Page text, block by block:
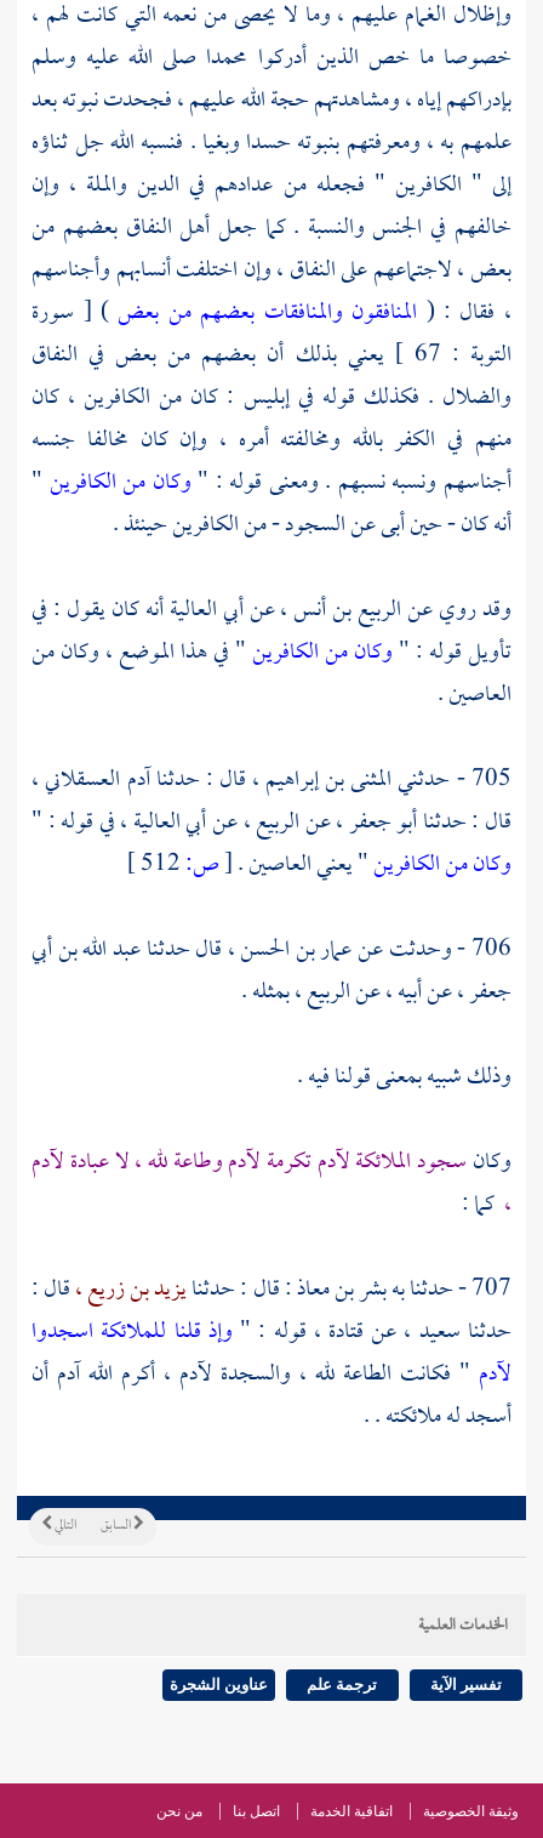
وإظلال الغمام عليهم ، وما لا يحصى من نعمه التي كانت لهم ،
خصوصا ما خص الذين أدركوا محمدا صلى الله عليه وسلم
بإدراكهم إياه ، ومشاهدتهم حجة الله عليهم ، فجحدت نبوته بعد
علمهم به ، ومعرفتهم بنبوته حسدا وبغيا . فنسبه الله جل ثناؤه
إلى " الكافرين " فجعله من عدادهم في الدين والملة ، وإن
خالفهم في الجنس والنسبة . كما جعل أهل النفاق بعضهم من
بعض ، لاجتماعهم على النفاق ، وإن اختلفت أنسابهم وأجناسهم
، فقال : ( المنافقون والمنافقات بعضهم من بعض) [ سورة
التوبة : 67 ] يعني بذلك أن بعضهم من بعض في النفاق
والضلال . فكذلك قوله في إبليس : كان من الكافرين ، كان
منهم في الكفر بالله ومخالفته أمره ، وإن كان مخالفا جنسه
أجناسهم ونسبه نسبهم . ومعنى قوله : "وكان من الكافرين"
أنه كان - حين أبى عن السجود - من الكافرين حينئذ .
وقد روي عنالربيع بن أنس ،عنأبي العاليةأنه كان يقول : في
تأويل قوله : "وكان من الكافرين" في هذا الموضع ، وكان من
العاصين .
705 - حدثني
المثنى بن إبراهيم ،قال : حدثناآدم العسقلاني ،
قال : حدثناأبو جعفر ،عنالربيع ،عنأبي العالية ،في قوله : "
وكان من الكافرين" يعني العاصين .[ص:
706 - وحدثت عن
عمار بن الحسن ،قال حدثناعبد الله بن أبي
جعفر ،عن أبيه ، عنالربيع ،بمثله .
وذلك شبيه بمعنى قولنا فيه .
وكانسجود الملائكةلآدمتكرمةلآدموطاعة لله ، لا عبادةلآدم
، كما :
707 - حدثنا به
بشر بن معاذ: قال : حدثنايزيد بن زريع ،قال :
حدثنا سعيد ،عنقتادة ، قوله : " وإذ قلنا للملائكة اسجدوا
لآدم " فكانت الطاعة لله ، والسجدة لآدم ، أكرم الله آدم أن
أسجد له ملائكته . .
التالي السابق
الخدمات العلمية
تفسير الآية ترجمة علم عناوين الشجرة
وثيقة الخصوصية اتفاقية الخدمة اتصل بنا من نحن